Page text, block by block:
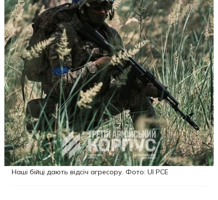
Наші бійці дають відсіч агресору. Фото: UI PCE